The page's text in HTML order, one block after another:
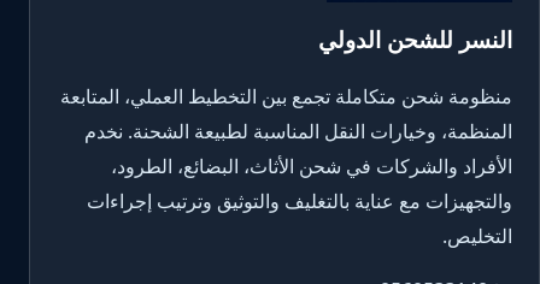
النسر للشحن الدولي
منظومة شحن متكاملة تجمع بين التخطيط العملي، المتابعة
المنظمة، وخيارات النقل المناسبة لطبيعة الشحنة. نخدم
الأفراد والشركات في شحن الأثاث، البضائع، الطرود،
والتجهيزات مع عناية بالتغليف والتوثيق وترتيب إجراءات
التخليص.